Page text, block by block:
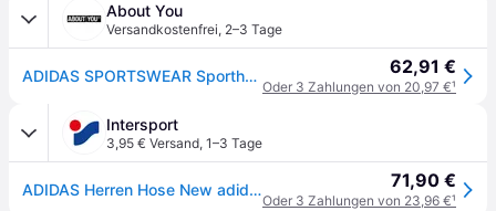
About You
Versandkostenfrei, 2–3 Tage
ADIDAS SPORTSWEAR Sporthose Z.N.E. 62,91 €
Oder 3 Zahlungen von 20,97 €¹
Intersport
3,95 € Versand, 1–3 Tage
ADIDAS Herren Hose New adidas Z.N.E. 71,90 €
Oder 3 Zahlungen von 23,96 €¹